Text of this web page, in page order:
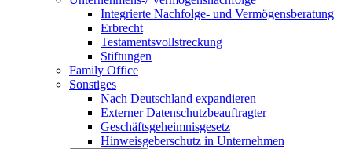
Integrierte Nachfolge- und Vermögensberatung
Erbrecht
Testamentsvollstreckung
Stiftungen
Family Office
Sonstiges
Nach Deutschland expandieren
Externer Datenschutzbeauftragter
Geschäftsgeheimnisgesetz
Hinweisgeberschutz in Unternehmen